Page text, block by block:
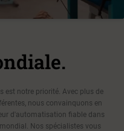
est notre priorité. Avec plus de
nous convainquons en
d'automatisation fiable dans
Nos spécialistes vous